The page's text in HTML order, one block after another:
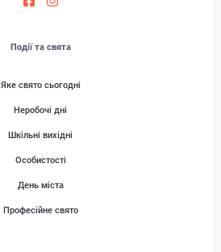
Події та свята
Яке свято сьогодні
Неробочі дні
Шкільні вихідні
Особистості
День міста
Професійне свято